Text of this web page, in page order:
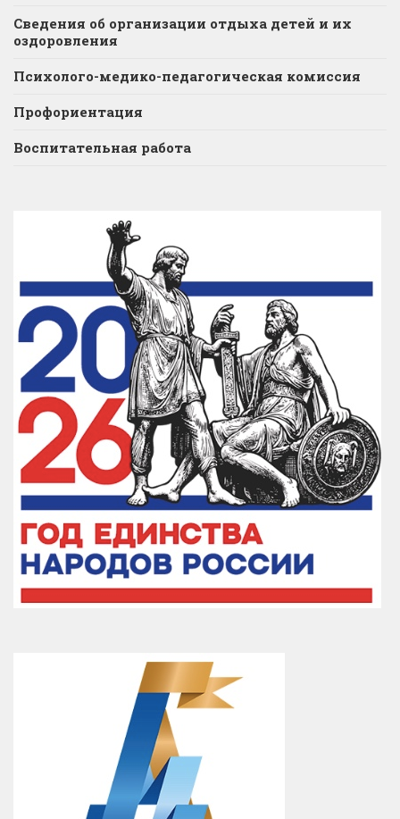
Сведения об организации отдыха детей и их
оздоровления
Психолого-медико-педагогическая комиссия
Профориентация
Воспитательная работа